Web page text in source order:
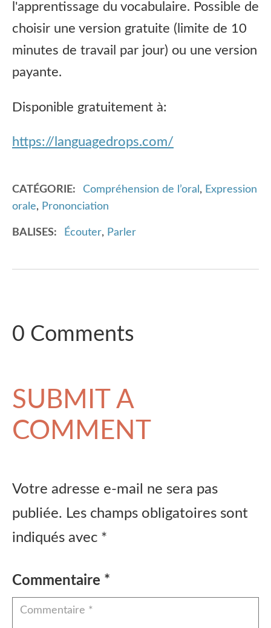
l'apprentissage du vocabulaire. Possible de
choisir une version gratuite (limite de 10
minutes de travail par jour) ou une version
payante.
Disponible gratuitement à:
https://languagedrops.com/
CATÉGORIE Compréhension de l’oral , Expression
orale, Prononciation
BALISES Écouter, Parler
0 Comments
SUBMIT A
COMMENT
Votre adresse e-mail ne sera pas
publiée. Les champs obligatoires sont
indiqués avec *
Commentaire *